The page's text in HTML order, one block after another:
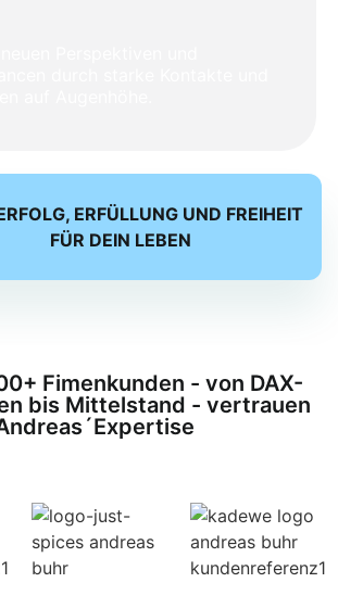
ERFÜLLUNG UND FREIHEIT
FÜR DEIN LEBEN
Fimenkunden - von DAX-
bis Mittelstand - vertrauen